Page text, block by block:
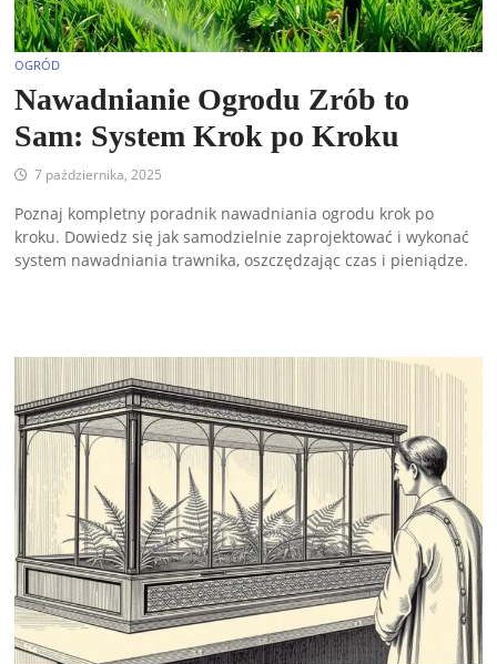
OGRÓD
Nawadnianie Ogrodu Zrób to
Sam: System Krok po Kroku
7 października, 2025
Poznaj kompletny poradnik nawadniania ogrodu krok po
kroku. Dowiedz się jak samodzielnie zaprojektować i wykonać
system nawadniania trawnika, oszczędzając czas i pieniądze.